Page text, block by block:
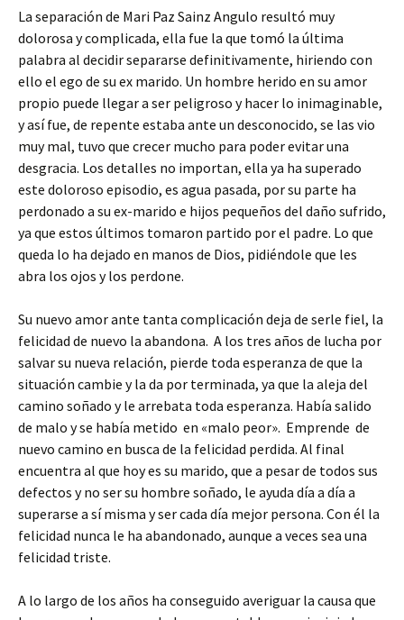
La separación de Mari Paz Sainz Angulo resultó muy
dolorosa y complicada, ella fue la que tomó la última
palabra al decidir separarse definitivamente, hiriendo con
ello el ego de su ex marido. Un hombre herido en su amor
propio puede llegar a ser peligroso y hacer lo inimaginable,
y así fue, de repente estaba ante un desconocido, se las vio
muy mal, tuvo que crecer mucho para poder evitar una
desgracia. Los detalles no importan, ella ya ha superado
este doloroso episodio, es agua pasada, por su parte ha
perdonado a su ex-marido e hijos pequeños del daño sufrido,
ya que estos últimos tomaron partido por el padre. Lo que
queda lo ha dejado en manos de Dios, pidiéndole que les
abra los ojos y los perdone.
Su nuevo amor ante tanta complicación deja de serle fiel, la
felicidad de nuevo la abandona. A los tres años de lucha por
salvar su nueva relación, pierde toda esperanza de que la
situación cambie y la da por terminada, ya que la aleja del
camino soñado y le arrebata toda esperanza. Había salido
de malo y se había metido en «malo peor». Emprende de
nuevo camino en busca de la felicidad perdida. Al final
encuentra al que hoy es su marido, que a pesar de todos sus
defectos y no ser su hombre soñado, le ayuda día a día a
superarse a sí misma y ser cada día mejor persona. Con él la
felicidad nunca le ha abandonado, aunque a veces sea una
felicidad triste.
A lo largo de los años ha conseguido averiguar la causa que